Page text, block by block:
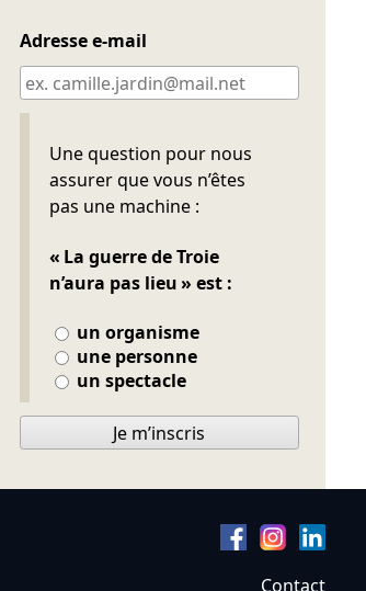
Adresse e-mail
Une question pour nous
assurer que vous n’êtes
pas une machine :
« La guerre de Troie
n’aura pas lieu » est :
un organisme
une personne
un spectacle
Ne pas remplir
Je m’inscris
Contact